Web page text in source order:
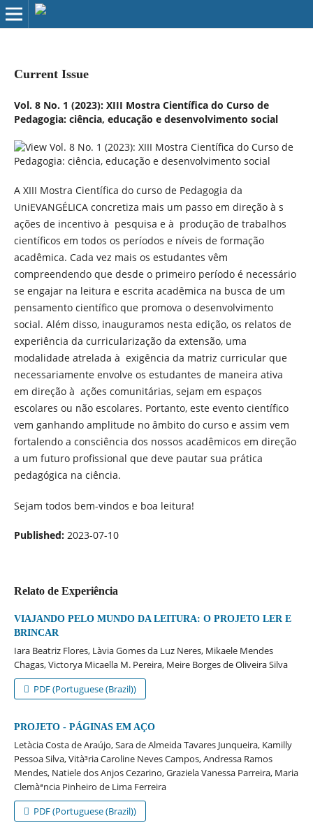
Current Issue
Vol. 8 No. 1 (2023): XIII Mostra Científica do Curso de
Pedagogia: ciência, educação e desenvolvimento social
A XIII Mostra Científica do curso de Pedagogia da
UniEVANGÉLICA concretiza mais um passo em direção à s
ações de incentivo à pesquisa e à produção de trabalhos
científicos em todos os períodos e níveis de formação
acadêmica. Cada vez mais os estudantes vêm
compreendendo que desde o primeiro período é necessário
se engajar na leitura e escrita acadêmica na busca de um
pensamento científico que promova o desenvolvimento
social. Além disso, inauguramos nesta edição, os relatos de
experiência da curricularização da extensão, uma
modalidade atrelada à exigência da matriz curricular que
necessariamente envolve os estudantes de maneira ativa
em direção à ações comunitárias, sejam em espaços
escolares ou não escolares. Portanto, este evento científico
vem ganhando amplitude no âmbito do curso e assim vem
fortalendo a consciência dos nossos acadêmicos em direção
a um futuro profissional que deve pautar sua prática
pedagógica na ciência.
Sejam todos bem-vindos e boa leitura!
Published: 2023-07-10
Relato de Experiência
VIAJANDO PELO MUNDO DA LEITURA: O PROJETO LER E
BRINCAR
Iara Beatriz Flores, Là­via Gomes da Luz Neres, Mikaele Mendes
Chagas, Victorya Micaella M. Pereira, Meire Borges de Oliveira Silva
PDF (Portuguese (Brazil))
PROJETO - PÁGINAS EM AÇO
Letà­cia Costa de Araújo, Sara de Almeida Tavares Junqueira, Kamilly
Pessoa Silva, Vità³ria Caroline Neves Campos, Andressa Ramos
Mendes, Natiele dos Anjos Cezarino, Graziela Vanessa Parreira, Maria
Clemàªncia Pinheiro de Lima Ferreira
PDF (Portuguese (Brazil))